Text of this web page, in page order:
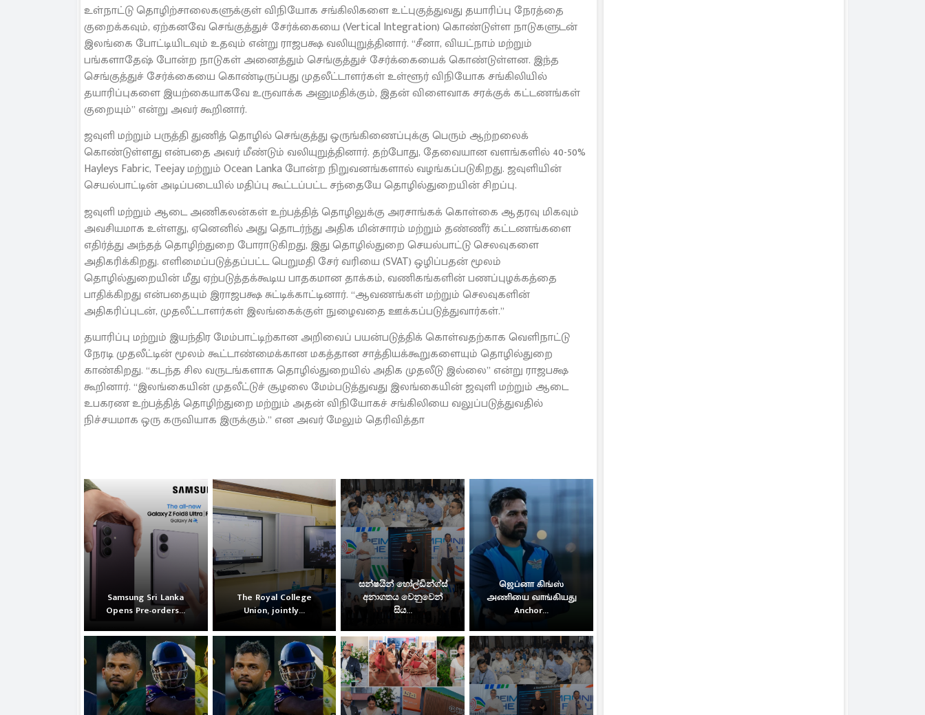
உள்நாட்டு தொழிற்சாலைகளுக்குள் விநியோக சங்கிலிகளை உட்புகுத்துவது தயாரிப்பு நேரத்தை
குறைக்கவும், ஏற்கனவே செங்குத்துச் சேர்க்கையை (Vertical Integration) கொண்டுள்ள நாடுகளுடன்
இலங்கை போட்டியிடவும் உதவும் என்று ராஜபக்ஷ வலியுறுத்தினார். “சீனா, வியட்நாம் மற்றும்
பங்களாதேஷ் போன்ற நாடுகள் அனைத்தும் செங்குத்துச் சேர்க்கையைக் கொண்டுள்ளன. இந்த
செங்குத்துச் சேர்க்கையை கொண்டிருப்பது முதலீட்டாளர்கள் உள்ளூர் விநியோக சங்கிலியில்
தயாரிப்புகளை இயற்கையாகவே உருவாக்க அனுமதிக்கும், இதன் விளைவாக சரக்குக் கட்டணங்கள்
குறையும்” என்று அவர் கூறினார்.
ஜவுளி மற்றும் பருத்தி துணித் தொழில் செங்குத்து ஒருங்கிணைப்புக்கு பெரும் ஆற்றலைக்
கொண்டுள்ளது என்பதை அவர் மீண்டும் வலியுறுத்தினார். தற்போது, தேவையான வளங்களில் 40-50%
Hayleys Fabric, Teejay மற்றும் Ocean Lanka போன்ற நிறுவனங்களால் வழங்கப்படுகிறது. ஜவுளியின்
செயல்பாட்டின் அடிப்படையில் மதிப்பு கூட்டப்பட்ட சந்தையே தொழில்துறையின் சிறப்பு.
ஜவுளி மற்றும் ஆடை அணிகலன்கள் உற்பத்தித் தொழிலுக்கு அரசாங்கக் கொள்கை ஆதரவு மிகவும்
அவசியமாக உள்ளது, ஏனெனில் அது தொடர்ந்து அதிக மின்சாரம் மற்றும் தண்ணீர் கட்டணங்களை
எதிர்த்து அந்தத் தொழிற்துறை போராடுகிறது, இது தொழில்துறை செயல்பாட்டு செலவுகளை
அதிகரிக்கிறது. எளிமைப்படுத்தப்பட்ட பெறுமதி சேர் வரியை (SVAT) ஒழிப்பதன் மூலம்
தொழில்துறையின் மீது ஏற்படுத்தக்கூடிய பாதகமான தாக்கம், வணிகங்களின் பணப்புழக்கத்தை
பாதிக்கிறது என்பதையும் இராஜபக்ஷ சுட்டிக்காட்டினார். “ஆவணங்கள் மற்றும் செலவுகளின்
அதிகரிப்புடன், முதலீட்டாளர்கள் இலங்கைக்குள் நுழைவதை ஊக்கப்படுத்துவார்கள்.”
தயாரிப்பு மற்றும் இயந்திர மேம்பாட்டிற்கான அறிவைப் பயன்படுத்திக் கொள்வதற்காக வெளிநாட்டு
நேரடி முதலீட்டின் மூலம் கூட்டாண்மைக்கான மகத்தான சாத்தியக்கூறுகளையும் தொழில்துறை
காண்கிறது. “கடந்த சில வருடங்களாக தொழில்துறையில் அதிக முதலீடு இல்லை” என்று ராஜபக்ஷ
கூறினார். “இலங்கையின் முதலீட்டுச் சூழலை மேம்படுத்துவது இலங்கையின் ஜவுளி மற்றும் ஆடை
உபகரண உற்பத்தித் தொழிற்துறை மற்றும் அதன் விநியோகச் சங்கிலியை வலுப்படுத்துவதில்
நிச்சயமாக ஒரு கருவியாக இருக்கும்.” என அவர் மேலும் தெரிவித்தா
Samsung Sri Lanka
Opens Pre-orders...
The Royal College
Union, jointly...
සන්ෂයින් හෝල්ඩින්ග්ස්
අනාගතය වෙනුවෙන්
සිය...
ஜெப்னா கிங்ஸ்
அணியை வாங்கியது
Anchor...